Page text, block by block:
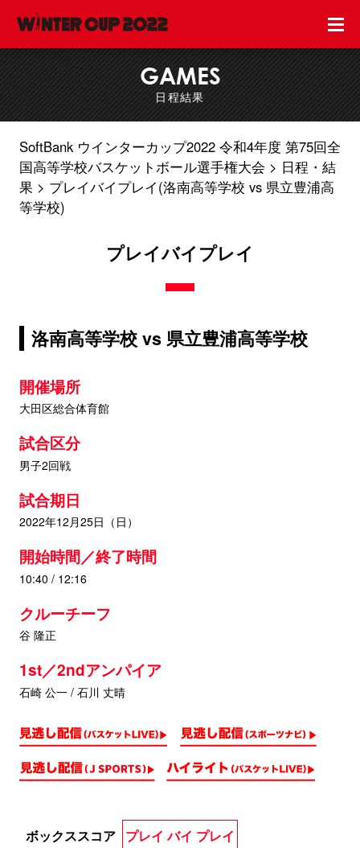
GAMES
日程結果
SoftBank ウインターカップ2022 令和4年度 第75回全
国高等学校バスケットボール選手権大会
日程・結
果
プレイバイプレイ(洛南高等学校 vs 県立豊浦高
等学校)
プレイバイプレイ
洛南高等学校 vs 県立豊浦高等学校
開催場所
大田区総合体育館
試合区分
男子2回戦
試合期日
2022年12月25日（日）
開始時間／終了時間
10:40 / 12:16
クルーチーフ
谷 隆正
1st／2ndアンパイア
石崎 公一 / 石川 丈晴
ボックススコア プレイ バイ プレイ